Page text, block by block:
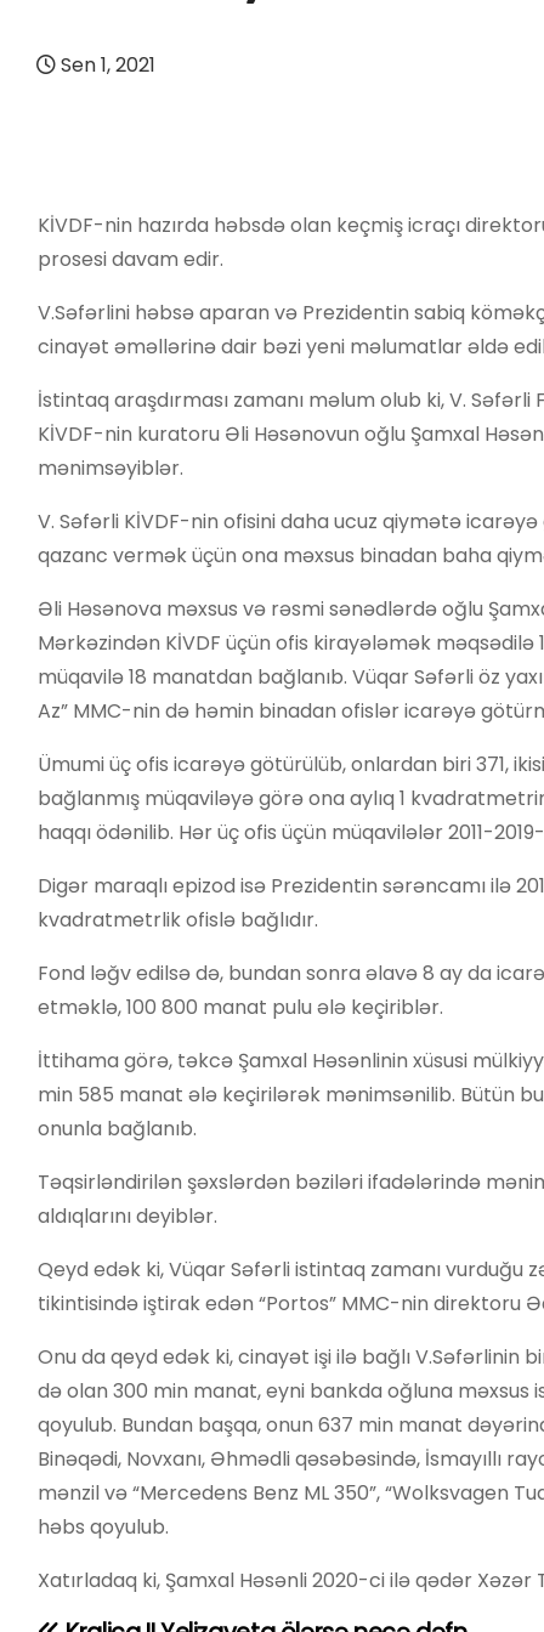
Sen 1, 2021
KİVDF-nin hazırda həbsdə olan keçmiş icraçı
prosesi davam edir.
V.Səfərlini həbsə aparan və Prezidentin sabiq
cinayət əməllərinə dair bəzi yeni məlumatlar əldə
İstintaq araşdırması zamanı məlum olub ki, V.
KİVDF-nin kuratoru Əli Həsənovun oğlu Şamxal
mənimsəyiblər.
V. Səfərli KİVDF-nin ofisini daha ucuz qiymətə
qazanc vermək üçün ona məxsus binadan baha
Əli Həsənova məxsus və rəsmi sənədlərdə oğlu
Mərkəzindən KİVDF üçün ofis kirayələmək
müqavilə 18 manatdan bağlanıb. Vüqar Səfərli öz
Az” MMC-nin də həmin binadan ofislər icarəyə
Ümumi üç ofis icarəyə götürülüb, onlardan biri 371,
bağlanmış müqaviləyə görə ona aylıq 1
haqqı ödənilib. Hər üç ofis üçün müqavilələr 2011-
Digər maraqlı epizod isə Prezidentin sərəncamı ilə
kvadratmetrlik ofislə bağlıdır.
Fond ləğv edilsə də, bundan sonra əlavə 8 ay da
etməklə, 100 800 manat pulu ələ keçiriblər.
İttihama görə, təkcə Şamxal Həsənlinin xüsusi
min 585 manat ələ keçirilərək mənimsənilib. Bütün
onunla bağlanıb.
Təqsirləndirilən şəxslərdən bəziləri ifadələrində
aldıqlarını deyiblər.
Qeyd edək ki, Vüqar Səfərli istintaq zamanı vurduğu
tikintisində iştirak edən “Portos” MMC-nin direktoru
Onu da qeyd edək ki, cinayət işi ilə bağlı V.Səfərlinin
də olan 300 min manat, eyni bankda oğluna
qoyulub. Bundan başqa, onun 637 min manat
Binəqədi, Novxanı, Əhmədli qəsəbəsində, İsmayıllı
mənzil və “Mercedens Benz ML 350”, “Wolksvagen
həbs qoyulub.
Xatırladaq ki, Şamxal Həsənli 2020-ci ilə qədər